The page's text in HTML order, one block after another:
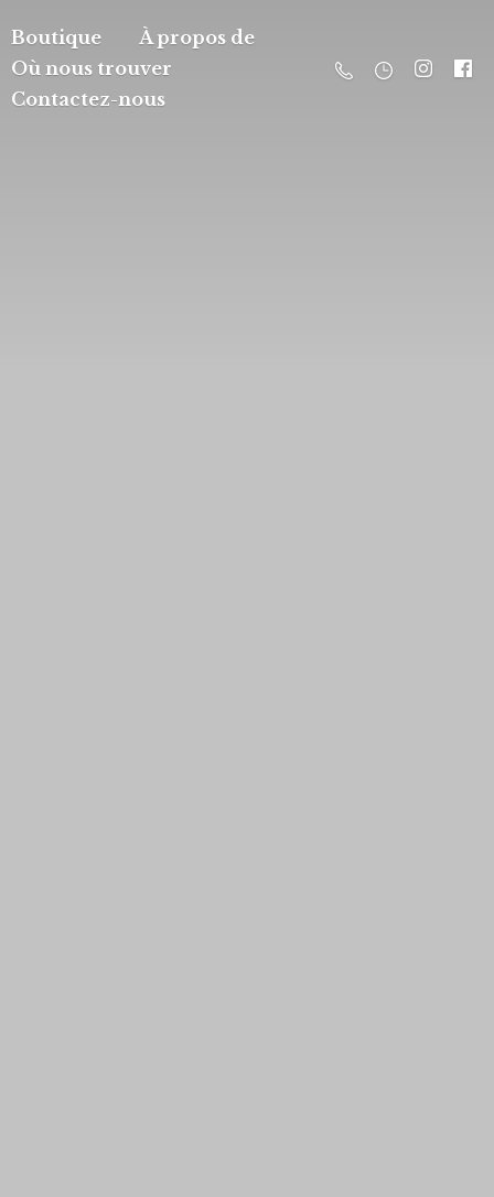
Boutique
À propos de
Où nous trouver
Contactez-nous